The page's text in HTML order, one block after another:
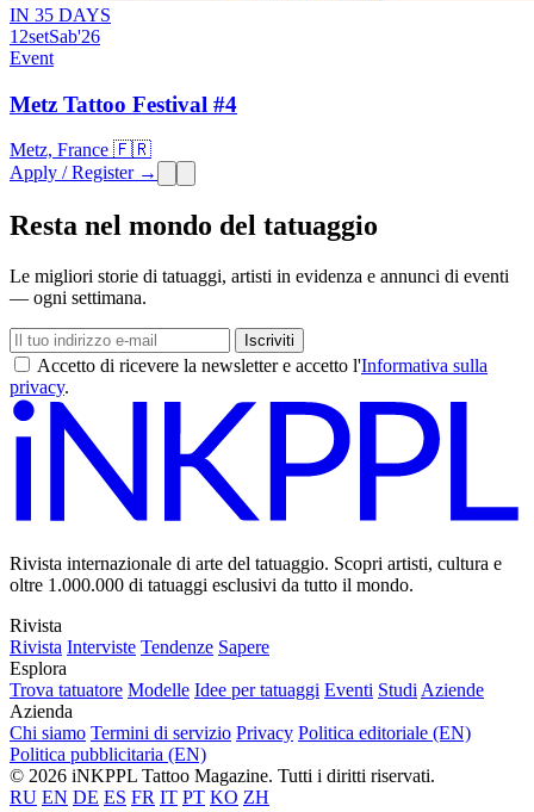
IN 35 DAYS
12setSab'26
Event
Metz Tattoo Festival #4
Metz, France 🇫🇷
Apply / Register →
Resta nel mondo del tatuaggio
Le migliori storie di tatuaggi, artisti in evidenza e annunci di eventi
— ogni settimana.
Iscriviti
Accetto di ricevere la newsletter e accetto l'Informativa sulla
privacy.
Rivista internazionale di arte del tatuaggio. Scopri artisti, cultura e
oltre 1.000.000 di tatuaggi esclusivi da tutto il mondo.
Rivista
Rivista Interviste Tendenze Sapere
Esplora
Trova tatuatore Modelle Idee per tatuaggi Eventi StudiAziende
Azienda
Chi siamo Termini di servizio Privacy Politica editoriale (EN)
Politica pubblicitaria (EN)
© 2026 iNKPPL Tattoo Magazine. Tutti i diritti riservati.
RU EN DE ES FR IT PT KO ZH